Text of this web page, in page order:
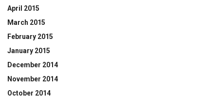
April 2015
March 2015
February 2015
January 2015
December 2014
November 2014
October 2014